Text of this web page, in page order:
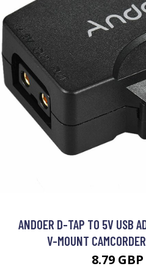
ANDOER D-TAP TO 5V USB
V-MOUNT
8.79 GBP